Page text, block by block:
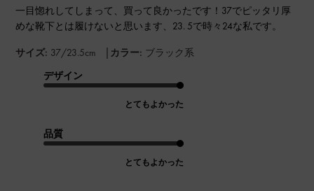
一目惚れしてしまって、買って良かったです！37でピッタリ厚
めな靴下とは履けないと思います、23. 5で時々24な私です。
サイズ: 37/23.5cm | カラー: ブラック系
デザイン
とてもよかった
品質
とてもよかった